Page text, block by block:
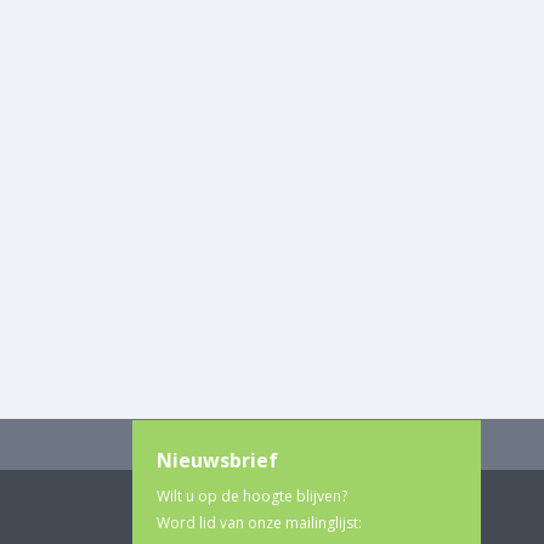
Nieuwsbrief
Wilt u op de hoogte blijven?
Word lid van onze mailinglijst: